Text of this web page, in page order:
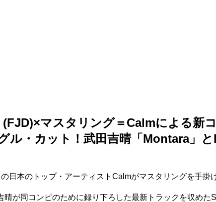
マスタリング＝Calmによる新
ル・カット！武田吉晴「Montara」
本のトップ・アーティストCalmがマスタリングを手掛
が同コンピのために録り下ろした最新トラックを収めた